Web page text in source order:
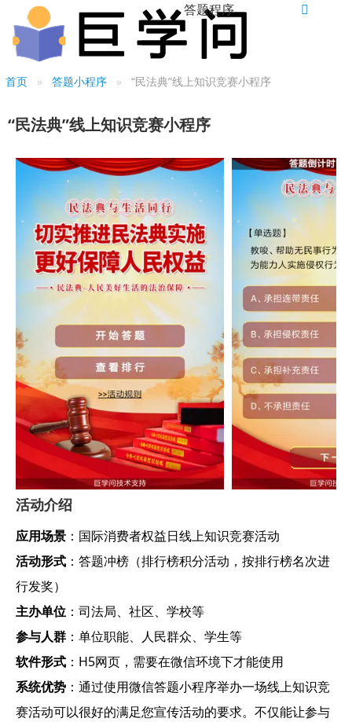
答题程序
首页 答题小程序 “民法典”线上知识竞赛小程序
“民法典”线上知识竞赛小程序
活动介绍
应用场景 ：国际消费者权益日线上知识竞赛活动
活动形式 ：答题冲榜（排行榜积分活动，按排行榜名次进
行发奖）
主办单位 ：司法局、社区、学校等
参与人群 ：单位职能、人民群众、学生等
软件形式 ：H5网页，需要在微信环境下才能使用
系统优势 ：通过使用微信答题小程序举办一场线上知识竞
赛活动可以很好的满足您宣传活动的要求。不仅能让参与